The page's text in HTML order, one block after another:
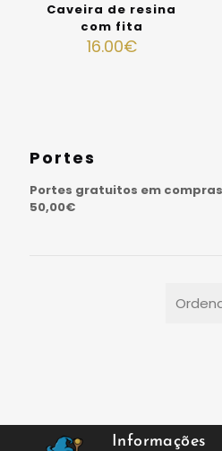
Caveira de resina
com fita
16.00€
Portes
Portes gratuitos em
50,00€
Informações